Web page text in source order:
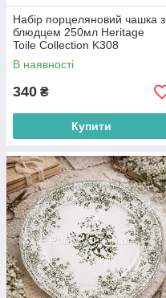
Набір порцеляновий чашка з
блюдцем 250мл Heritage
Toile Collection K308
В наявності
340 ₴
Купити